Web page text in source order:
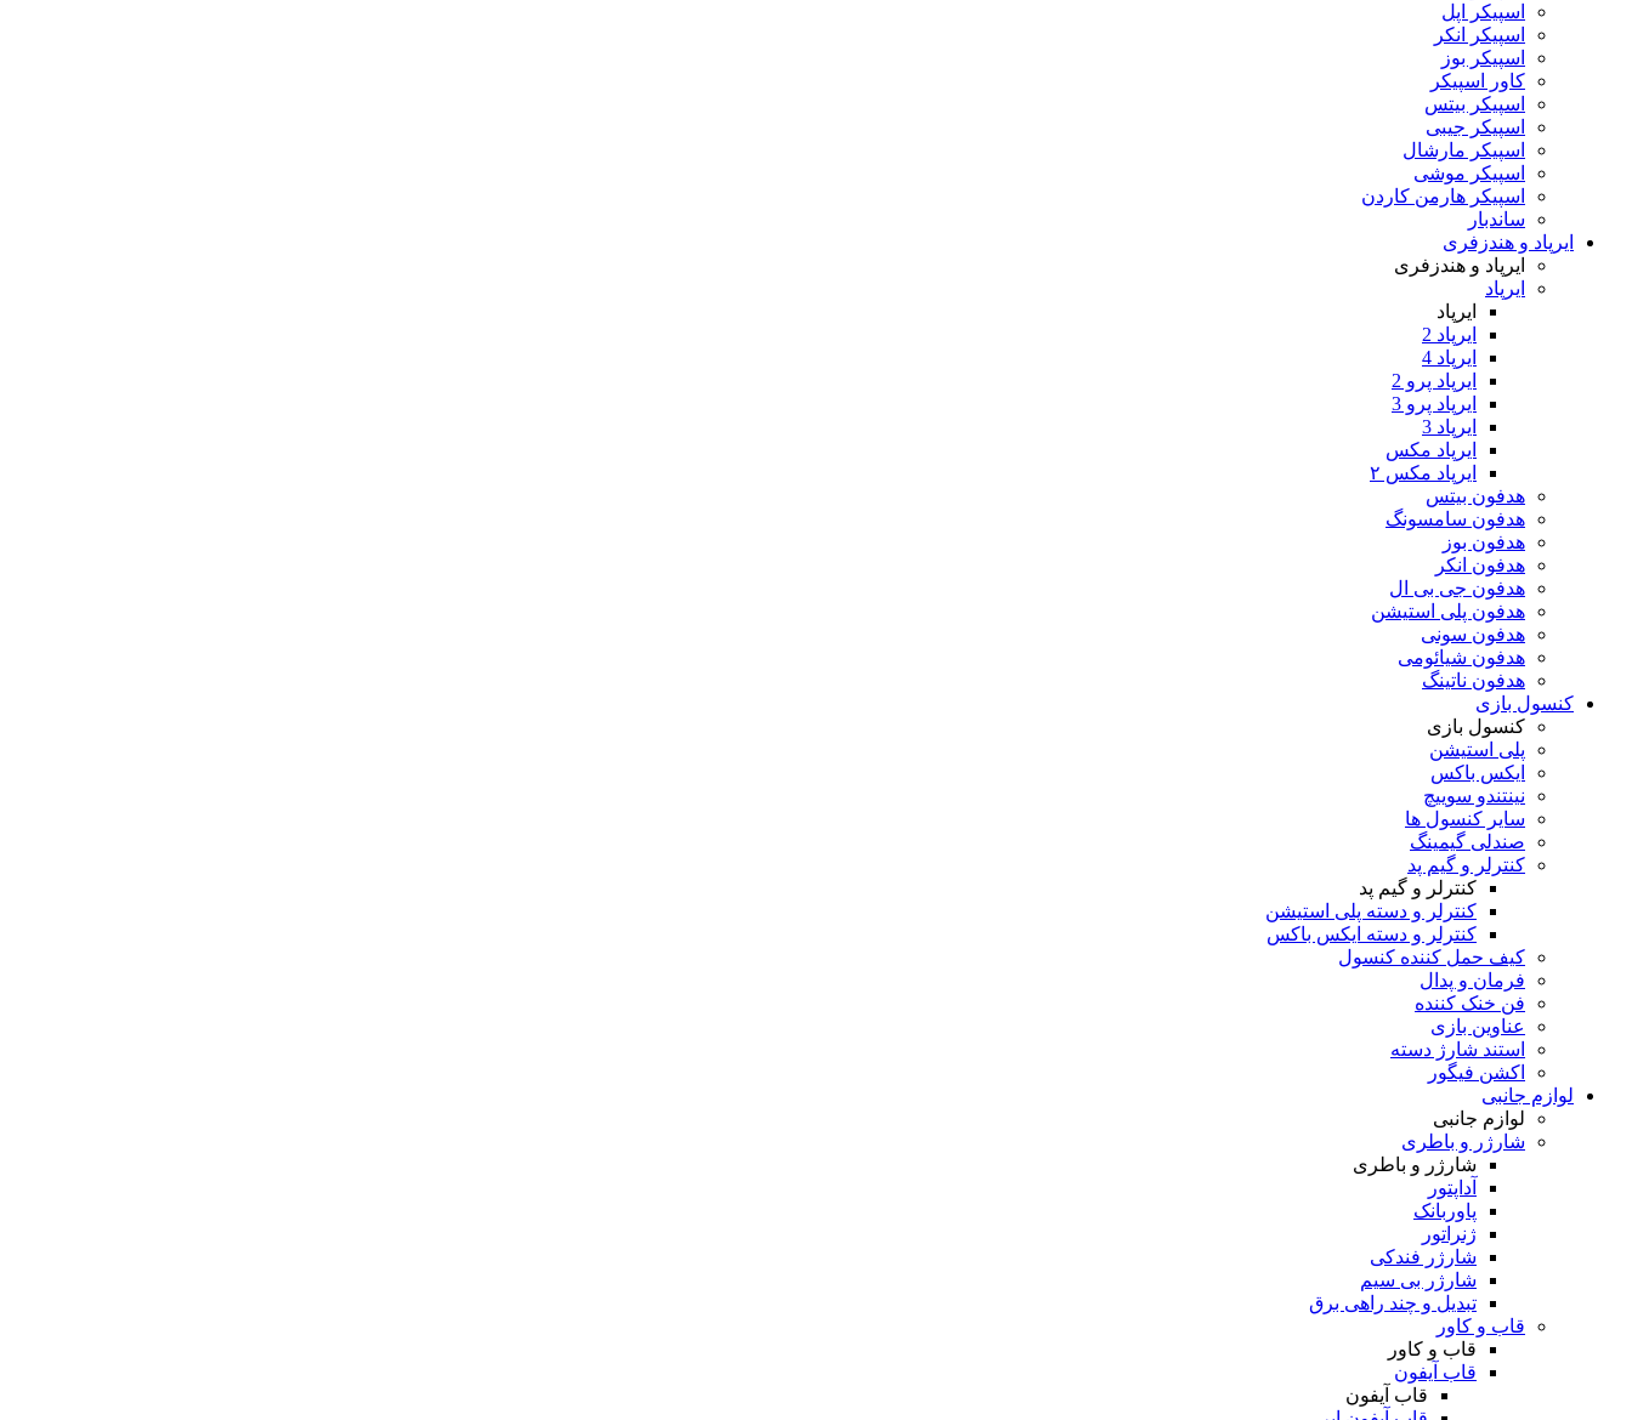
اسپیکر اپل
اسپیکر انکر
اسپیکر بوز
کاور اسپیکر
اسپیکر بیتس
اسپیکر جیبی
اسپیکر مارشال
اسپیکر موشی
اسپیکر هارمن کاردن
ساندبار
ایرپاد و هندزفری
ایرپاد و هندزفری
ایرپاد
ایرپاد
ایرپاد 2
ایرپاد 4
ایرپاد پرو 2
ایرپاد پرو 3
ایرپاد 3
ایرپاد مکس
ایرپاد مکس ۲
هدفون بیتس
هدفون سامسونگ
هدفون بوز
هدفون انکر
هدفون جی بی ال
هدفون پلی استیشن
هدفون سونی
هدفون شیائومی
هدفون ناتینگ
کنسول بازی
کنسول بازی
پلی استیشن
ایکس باکس
نینتندو سوییچ
سایر کنسول ها
صندلی گیمینگ
کنترلر و گیم پد
کنترلر و گیم پد
کنترلر و دسته پلی استیشن
کنترلر و دسته ایکس باکس
کیف حمل کننده کنسول
فرمان و پدال
فن خنک کننده
عناوین بازی
استند شارژ دسته
اکشن فیگور
لوازم جانبی
لوازم جانبی
شارژر و باطری
شارژر و باطری
آداپتور
پاوربانک
ژنراتور
شارژر فندکی
شارژر بی سیم
تبدیل و چند راهی برق
قاب و کاور
قاب و کاور
قاب آیفون
قاب آیفون